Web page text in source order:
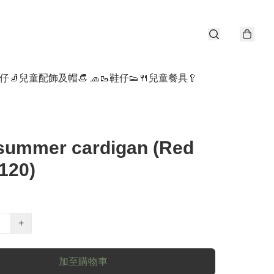
🧦 兒童配飾及帽👒 🧢🥾鞋仔👟 🍴兒童餐具🥄
cardigan (Red
+
加至購物車